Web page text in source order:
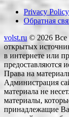
Privacy Policy
Обратная
volst.ru © 2026 Все
открытых
в интернете или
предоставляются
Права на
Администрация
материала не
материалы,
принадлежащие